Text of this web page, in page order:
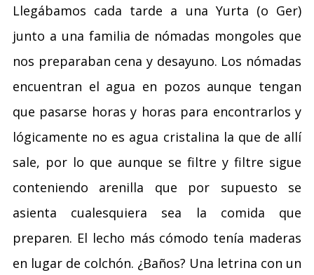
Llegábamos cada tarde a una Yurta (o Ger)
junto a una familia de nómadas mongoles que
nos preparaban cena y desayuno. Los nómadas
encuentran el agua en pozos aunque tengan
que pasarse horas y horas para encontrarlos y
lógicamente no es agua cristalina la que de allí
sale, por lo que aunque se filtre y filtre sigue
conteniendo arenilla que por supuesto se
asienta cualesquiera sea la comida que
preparen. El lecho más cómodo tenía maderas
en lugar de colchón. ¿Baños? Una letrina con un